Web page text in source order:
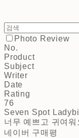
Photo Review
No.
Product
Subject
Writer
Date
Rating
76
Seven Spot
너무 예쁘고 귀여
네이버 구매평